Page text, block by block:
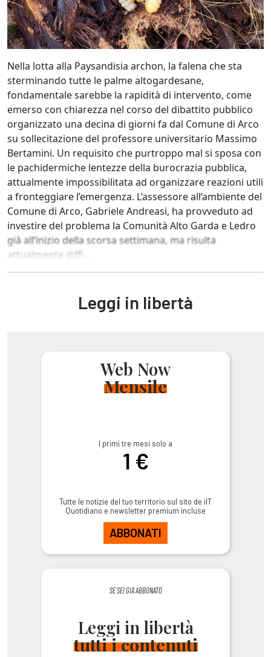
Nella lotta alla Paysandisia archon, la falena che sta
sterminando tutte le palme altogardesane,
fondamentale sarebbe la rapidità di intervento, come
emerso con chiarezza nel corso del dibattito pubblico
organizzato una decina di giorni fa dal Comune di Arco
su sollecitazione del professore universitario Massimo
Bertamini. Un requisito che purtroppo mal si sposa con
le pachidermiche lentezze della burocrazia pubblica,
attualmente impossibilitata ad organizzare reazioni utili
a fronteggiare l’emergenza. L’assessore all’ambiente del
Comune di Arco, Gabriele Andreasi, ha provveduto ad
investire del problema la Comunità Alto Garda e Ledro
già all’inizio della scorsa settimana, ma risulta
attualmente diffi...
Leggi in libertà
Web Now
Mensile
I primi tre mesi solo a
1 €
Tutte le notizie del tuo territorio sul sito de ilT
Quotidiano e newsletter premium incluse
ABBONATI
SE SEI GIÀ ABBONATO
Leggi in libertà
tutti i contenuti